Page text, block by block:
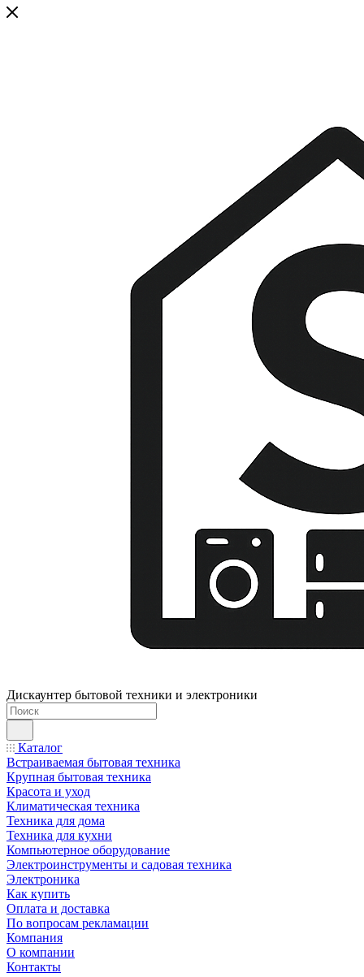
Дискаунтер бытовой техники и электроники
Каталог
Встраиваемая бытовая техника
Крупная бытовая техника
Красота и уход
Климатическая техника
Техника для дома
Техника для кухни
Компьютерное оборудование
Электроинструменты и садовая техника
Электроника
Как купить
Оплата и доставка
По вопросам рекламации
Компания
О компании
Контакты